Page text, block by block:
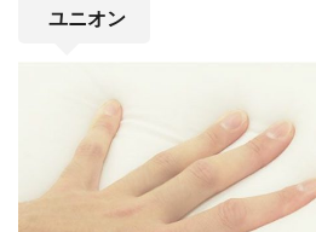
ユニオン